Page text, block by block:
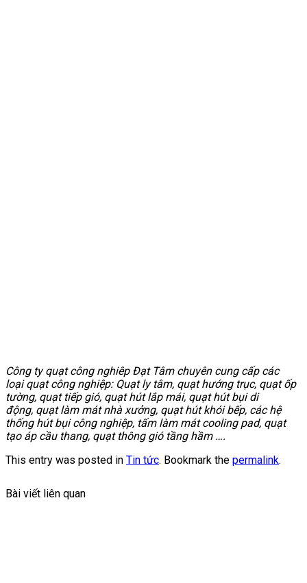
Công ty quạt công nghiêp Đạt Tâm chuyên cung cấp các
loại quạt công nghiệp: Quạt ly tâm, quạt hướng trục, quạt ốp
tường, quạt tiếp gió, quạt hút lắp mái, quạt hút bụi di
động, quạt làm mát nhà xưởng, quạt hút khói bếp, các hệ
thống hút bụi công nghiệp, tấm làm mát cooling pad, quạt
tạo áp cầu thang, quạt thông gió tầng hầm ….
This entry was posted in Tin tức. Bookmark the permalink.
Bài viết liên quan